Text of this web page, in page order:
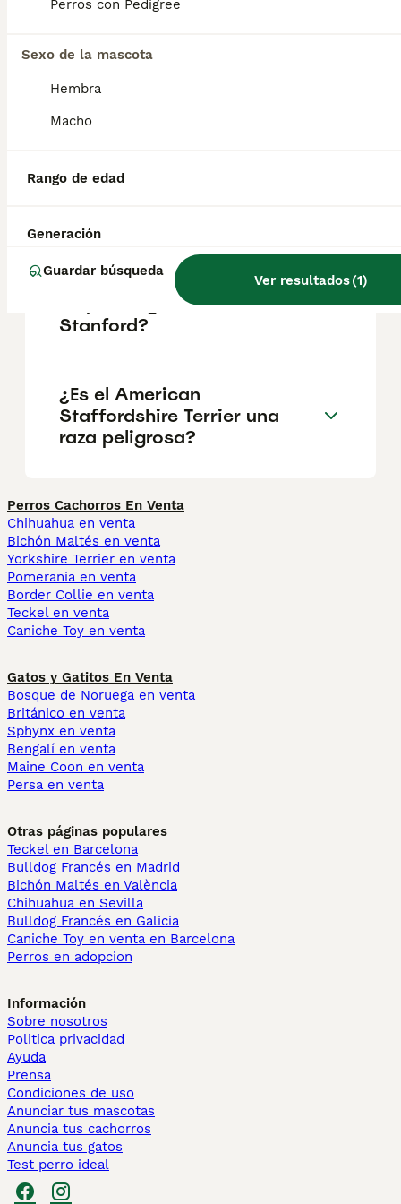
Perros con Pedigree
Sexo de la mascota
Hembra
Macho
Rango de edad
Generación
Guardar búsqueda
Ver resultados(1)
¿Es agresivo el American
Stanford?
¿Cuál es la diferencia entre
un pitbull y American
Stanford?
¿Es el American
Staffordshire Terrier una
raza peligrosa?
Perros Cachorros En Venta
Chihuahua en venta
Bichón Maltés en venta
Yorkshire Terrier en venta
Pomerania en venta
Border Collie en venta
Teckel en venta
Caniche Toy en venta
Gatos y Gatitos En Venta
Bosque de Noruega en venta
Británico en venta
Sphynx en venta
Bengalí en venta
Maine Coon en venta
Persa en venta
Otras páginas populares
Teckel en Barcelona
Bulldog Francés en Madrid
Bichón Maltés en València
Chihuahua en Sevilla
Bulldog Francés en Galicia
Caniche Toy en venta en Barcelona
Perros en adopcion
Información
Sobre nosotros
Politica privacidad
Ayuda
Prensa
Condiciones de uso
Anunciar tus mascotas
Anuncia tus cachorros
Anuncia tus gatos
Test perro ideal